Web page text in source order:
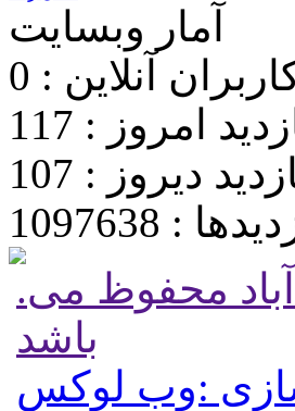
آمار وبسایت
آنلاین : 0
امروز : 117
دیروز : 107
: 1097638
.تمامی حقوق برای پایگاه شهرداری پارس آباد محفوظ می
باشد
:وب لوکس